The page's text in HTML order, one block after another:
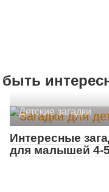
Детские загадки
Интересные
для малышей 4-